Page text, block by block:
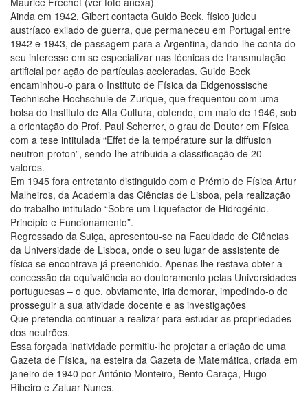
Ainda em 1942, Gibert contacta Guido Beck, físico judeu
austríaco exilado de guerra, que permaneceu em Portugal entre
1942 e 1943, de passagem para a Argentina, dando-lhe conta do
seu interesse em se especializar nas técnicas de transmutação
artificial por ação de partículas aceleradas. Guido Beck
encaminhou-o para o Instituto de Física da Eidgenossische
Technische Hochschule de Zurique, que frequentou com uma
bolsa do Instituto de Alta Cultura, obtendo, em maio de 1946, sob
a orientação do Prof. Paul Scherrer, o grau de Doutor em Física
com a tese intitulada “Effet de la température sur la diffusion
neutron-proton”, sendo-lhe atribuida a classificação de 20
valores.
Em 1945 fora entretanto distinguido com o Prémio de Física Artur
Malheiros, da Academia das Ciências de Lisboa, pela realização
do trabalho intitulado “Sobre um Liquefactor de Hidrogénio.
Princípio e Funcionamento”.
Regressado da Suiça, apresentou-se na Faculdade de Ciências
da Universidade de Lisboa, onde o seu lugar de assistente de
física se encontrava já preenchido. Apenas lhe restava obter a
concessão da equivalência ao doutoramento pelas Universidades
portuguesas – o que, obviamente, iria demorar, impedindo-o de
prosseguir a sua atividade docente e as investigações
Que pretendia continuar a realizar para estudar as propriedades
dos neutrões.
Essa forçada inatividade permitiu-lhe projetar a criação de uma
Gazeta de Física, na esteira da Gazeta de Matemática, criada em
janeiro de 1940 por António Monteiro, Bento Caraça, Hugo
Ribeiro e Zaluar Nunes.